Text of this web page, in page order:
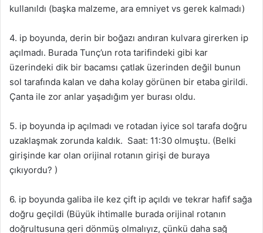
kullanıldı (başka malzeme, ara emniyet vs gerek kalmadı)
4. ip boyunda, derin bir boğazı andıran kulvara girerken ip
açılmadı. Burada Tunç’un rota tarifindeki gibi kar
üzerindeki dik bir bacamsı çatlak üzerinden değil bunun
sol tarafında kalan ve daha kolay görünen bir etaba girildi.
Çanta ile zor anlar yaşadığım yer burası oldu.
5. ip boyunda ip açılmadı ve rotadan iyice sol tarafa doğru
uzaklaşmak zorunda kaldık. Saat: 11:30 olmuştu. (Belki
girişinde kar olan orijinal rotanın girişi de buraya
çıkıyordu? )
6. ip boyunda galiba ile kez çift ip açıldı ve tekrar hafif sağa
doğru geçildi (Büyük ihtimalle burada orijinal rotanın
doğrultusuna geri dönmüş olmalıyız, çünkü daha sağ